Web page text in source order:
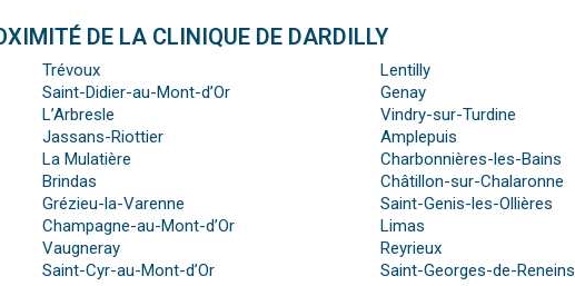
DE LA CLINIQUE DE DARDILLY
Trévoux
Saint-Didier-au-Mont-d’Or
L’Arbresle
Jassans-Riottier
La Mulatière
Brindas
Grézieu-la-Varenne
Champagne-au-Mont-d’Or
Vaugneray
Saint-Cyr-au-Mont-d’Or
Lentilly
Genay
Vindry-sur-Turdine
Amplepuis
Charbonnières-les-Bains
Châtillon-sur-Chalaronne
Saint-Genis-les-Ollières
Limas
Reyrieux
Saint-Georges-de-Reneins